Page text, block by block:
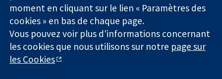
La Collaboration Cochrane est une association caritative (n°
1045921) et une société à responsabilité limitée par garantie (n°
03044323) enregistrée en Angleterre et au Pays de Galles. Numéro
de TVA : GB 718 2127 49.
Copyright © 2026 The Cochrane Collaboration
moment en cliquant sur le lien « Paramètres des
cookies » en bas de chaque page.
Vous pouvez voir plus d'informations concernant
les cookies que nous utilisons sur notre page sur
les Cookies